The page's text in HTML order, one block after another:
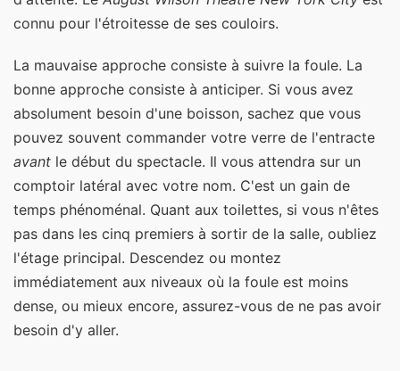
connu pour l'étroitesse de ses couloirs.
La mauvaise approche consiste à suivre la foule. La
bonne approche consiste à anticiper. Si vous avez
absolument besoin d'une boisson, sachez que vous
pouvez souvent commander votre verre de l'entracte
avant le début du spectacle. Il vous attendra sur un
comptoir latéral avec votre nom. C'est un gain de
temps phénoménal. Quant aux toilettes, si vous n'êtes
pas dans les cinq premiers à sortir de la salle, oubliez
l'étage principal. Descendez ou montez
immédiatement aux niveaux où la foule est moins
dense, ou mieux encore, assurez-vous de ne pas avoir
besoin d'y aller.